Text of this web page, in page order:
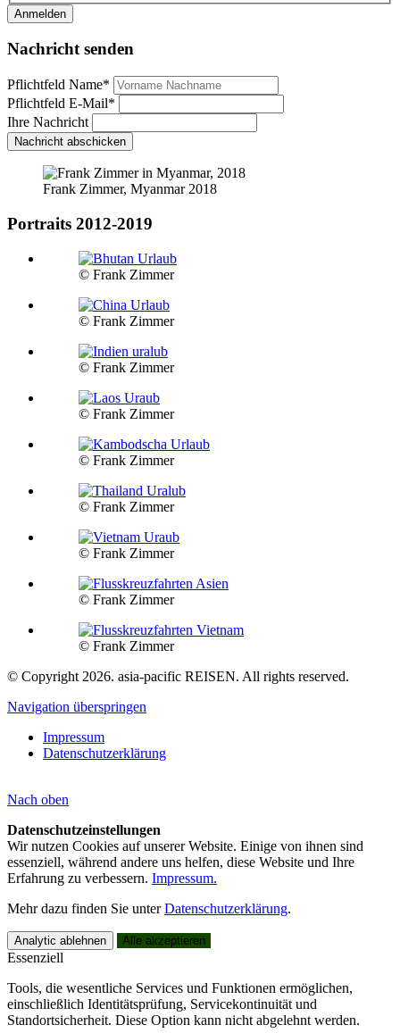
Anmelden
Nachricht senden
Pflichtfeld Name*
Pflichtfeld E-Mail*
Ihre Nachricht
Nachricht abschicken
Frank Zimmer, Myanmar 2018
Portraits 2012-2019
© Frank Zimmer
© Frank Zimmer
© Frank Zimmer
© Frank Zimmer
© Frank Zimmer
© Frank Zimmer
© Frank Zimmer
© Frank Zimmer
© Frank Zimmer
© Copyright 2026. asia-pacific REISEN. All rights reserved.
Navigation überspringen
Impressum
Datenschutzerklärung
Nach oben
Datenschutzeinstellungen
Wir nutzen Cookies auf unserer Website. Einige von ihnen sind
essenziell, während andere uns helfen, diese Website und Ihre
Erfahrung zu verbessern. Impressum.
Mehr dazu finden Sie unterDatenschutzerklärung.
Analytic ablehnen Alle akzeptieren
Essenziell
Tools, die wesentliche Services und Funktionen ermöglichen,
einschließlich Identitätsprüfung, Servicekontinuität und
Standortsicherheit. Diese Option kann nicht abgelehnt werden.